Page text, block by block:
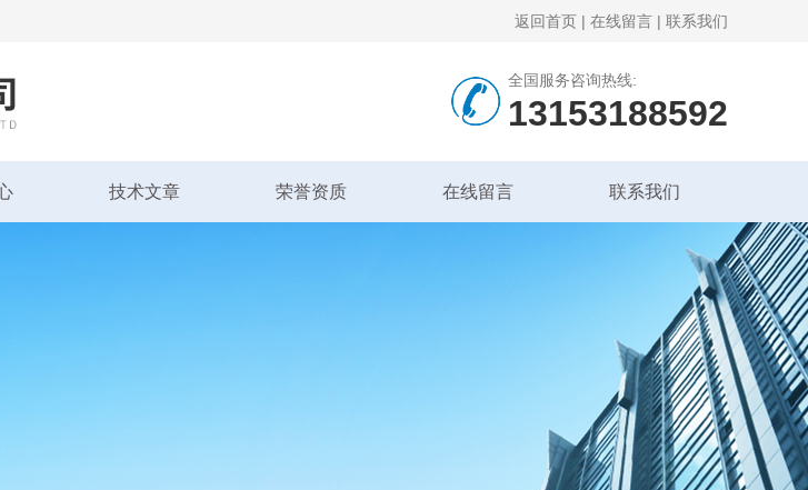
返回首页 | 在线留言 | 联系我们
全国服务咨询热线:
13153188592
技术文章 荣誉资质 在线留言 联系我们